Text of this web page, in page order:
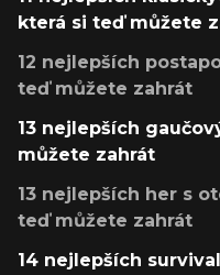
která si teď můžete
12 nejlepších
teď můžete zahrát
13 nejlepších
můžete zahrát
13 nejlepších her s
teď můžete zahrát
14 nejlepších